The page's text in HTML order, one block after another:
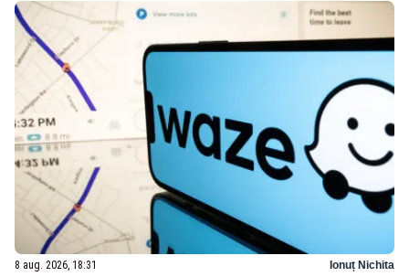
8 aug. 2026, 18:31 Ionuț Nichita